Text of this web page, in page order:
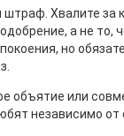
Хвалите за
а не то,
но
объятие или
независимо